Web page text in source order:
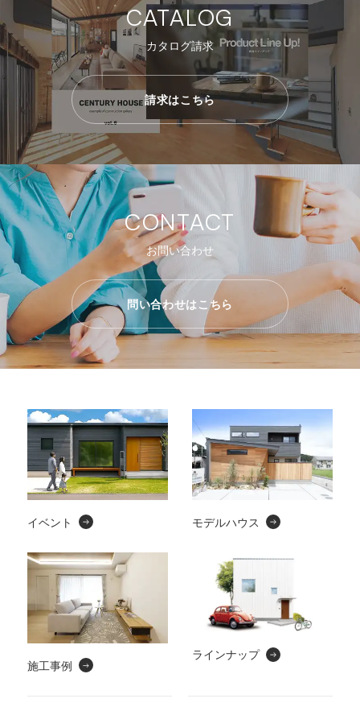
CATALOG
カタログ請求
請求はこちら
CONTACT
お問い合わせ
問い合わせはこちら
イベント モデルハウス
施工事例
ラインナップ